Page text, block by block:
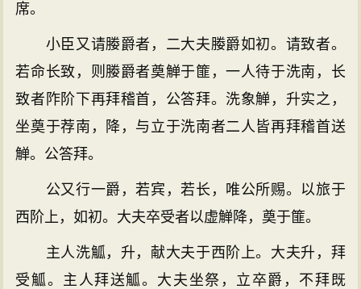
席。
小臣又请媵爵者，二大夫媵爵如初。请致者。
若命长致，则媵爵者奠觯于篚，一人待于洗南，长
致者阼阶下再拜稽首，公答拜。洗象觯，升实之，
坐奠于荐南，降，与立于洗南者二人皆再拜稽首送
觯。公答拜。
公又行一爵，若宾，若长，唯公所赐。以旅于
西阶上，如初。大夫卒受者以虚觯降，奠于篚。
主人洗觚，升，献大夫于西阶上。大夫升，拜
受觚。主人拜送觚。大夫坐祭，立卒爵，不拜既